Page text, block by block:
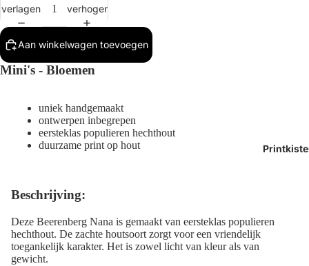
Afbeelding
volledig
scherm
Afbeelding
volledig
scherm
verlagen
verhogen
Aan winkelwagen toevoegen
Mini's - Bloemen
uniek handgemaakt
ontwerpen inbegrepen
eersteklas populieren hechthout
duurzame print op hout
Beschrijving:
Deze Beerenberg Nana is gemaakt van eersteklas populieren
hechthout. De zachte houtsoort zorgt voor een vriendelijk
toegankelijk karakter. Het is zowel licht van kleur als van
gewicht.